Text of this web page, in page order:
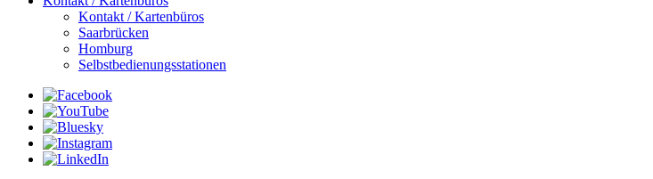
Kontakt / Kartenbüros
Saarbrücken
Homburg
Selbstbedienungsstationen